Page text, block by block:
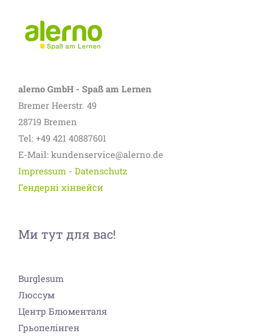
alerno GmbH - Spaß am Lernen
Bremer Heerstr. 49
28719 Bremen
Tel: +49 421 40887601
E-Mail: kundenservice@alerno.de
Impressum - Datenschutz
Гендерні хінвейси
Ми тут для вас!
Burglesum
Люссум
Центр Блюменталя
Грьопелінген